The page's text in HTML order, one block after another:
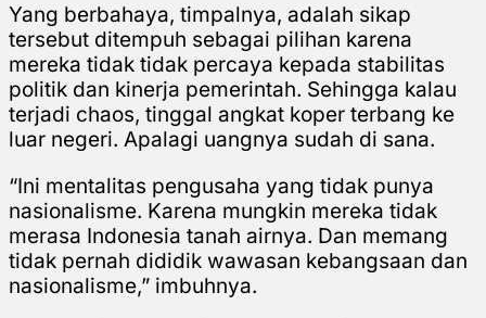
Yang berbahaya, timpalnya, adalah sikap
tersebut ditempuh sebagai pilihan karena
mereka tidak tidak percaya kepada stabilitas
politik dan kinerja pemerintah. Sehingga kalau
terjadi chaos, tinggal angkat koper terbang ke
luar negeri. Apalagi uangnya sudah di sana.
“Ini mentalitas pengusaha yang tidak punya
nasionalisme. Karena mungkin mereka tidak
merasa Indonesia tanah airnya. Dan memang
tidak pernah dididik wawasan kebangsaan dan
nasionalisme,” imbuhnya.